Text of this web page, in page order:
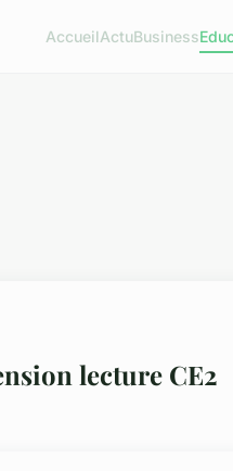
AccueilActuBusiness
lecture CE2